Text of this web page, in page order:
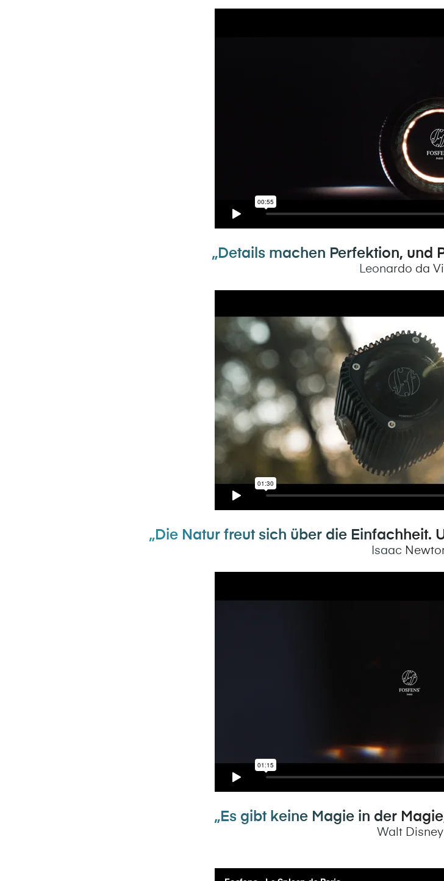
„Details machen Perfektion, und
Leonardo da
„Die Natur freut sich über die Einfachheit.
Isaac
„Es gibt keine Magie in der
Walt Disney